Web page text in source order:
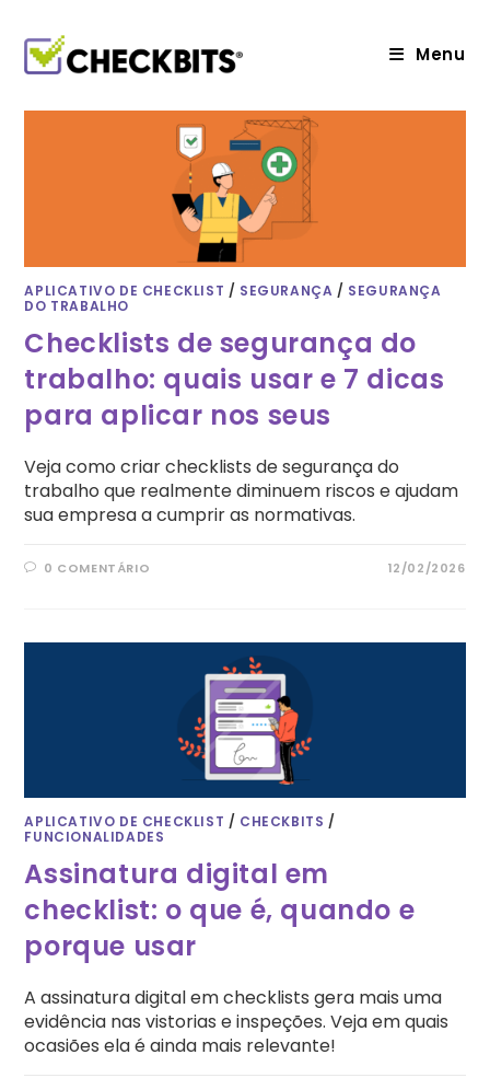
conteúdo
Menu
APLICATIVO DE CHECKLIST / SEGURANÇA / SEGURANÇA
DO TRABALHO
Checklists de segurança do
trabalho: quais usar e 7 dicas
para aplicar nos seus
Veja como criar checklists de segurança do
trabalho que realmente diminuem riscos e ajudam
sua empresa a cumprir as normativas.
0 COMENTÁRIO 12/02/2026
APLICATIVO DE CHECKLIST / CHECKBITS /
FUNCIONALIDADES
Assinatura digital em
checklist: o que é, quando e
porque usar
A assinatura digital em checklists gera mais uma
evidência nas vistorias e inspeções. Veja em quais
ocasiões ela é ainda mais relevante!